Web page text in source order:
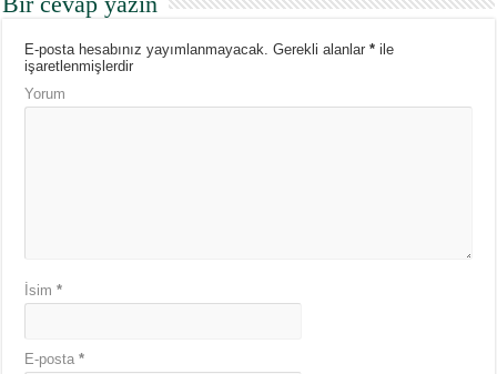
E-posta hesabınız yayımlanmayacak. Gerekli alanlar* ile
işaretlenmişlerdir
Yorum
İsim*
E-posta*